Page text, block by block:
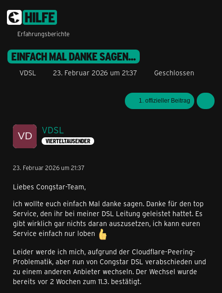
Erfahrungsberichte
EINFACH MAL DANKE SAGEN...
VDSL 23. Februar 2026 um 21:37 Geschlossen
1. offizieller Beitrag
VDSL
VIERTELTAUSENDER
23. Februar 2026 um 21:37
Liebes Congstar-Team,
ich wollte euch einfach Mal danke sagen. Danke für den top
Service, den ihr bei meiner DSL Leitung geleistet hattet. Es
gibt wirklich gar nichts daran auszusetzen, ich kann euren
Service einfach nur loben
Leider werde ich mich, aufgrund der Cloudflare-Peering-
Problematik, aber nun von Congstar DSL verabschieden und
zu einem anderen Anbieter wechseln. Der Wechsel wurde
bereits vor 2 Wochen zum 11.3. bestätigt.